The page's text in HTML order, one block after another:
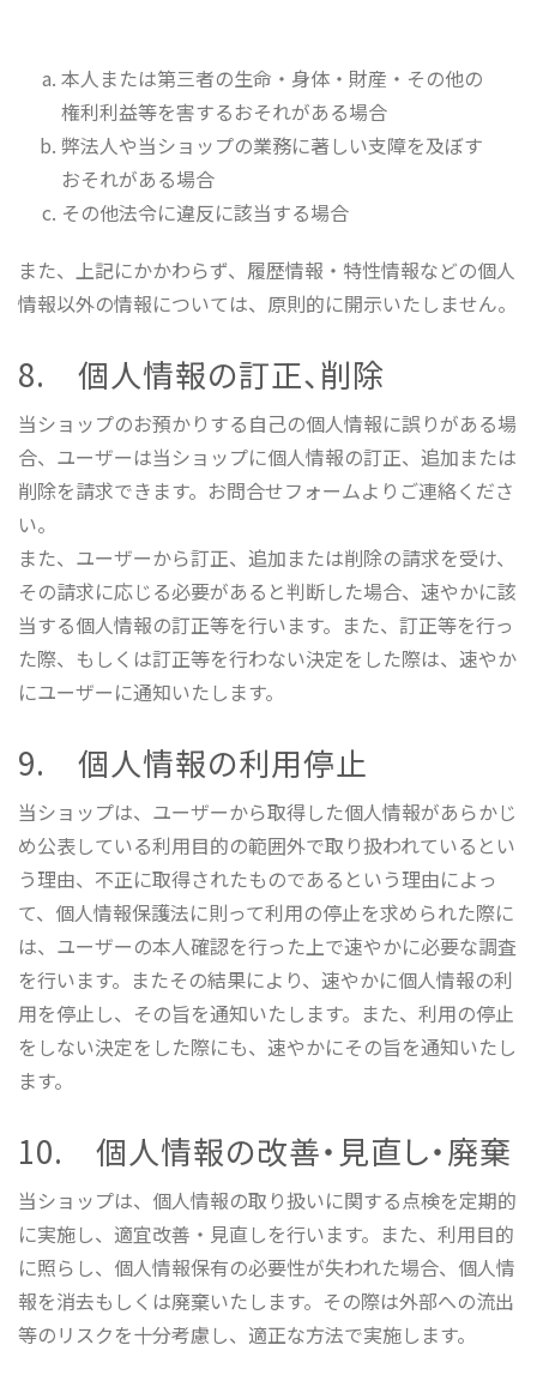
本人または第三者の生命・身体・財産・その他の
権利利益等を害するおそれがある場合
弊法人や当ショップの業務に著しい支障を及ぼす
おそれがある場合
その他法令に違反に該当する場合
また、上記にかかわらず、履歴情報・特性情報などの個人
情報以外の情報については、原則的に開示いたしません。
8. 個人情報の訂正、削除
当ショップのお預かりする自己の個人情報に誤りがある場
合、ユーザーは当ショップに個人情報の訂正、追加または
削除を請求できます。お問合せフォームよりご連絡くださ
い。
また、ユーザーから訂正、追加または削除の請求を受け、
その請求に応じる必要があると判断した場合、速やかに該
当する個人情報の訂正等を行います。また、訂正等を行っ
た際、もしくは訂正等を行わない決定をした際は、速やか
にユーザーに通知いたします。
9. 個人情報の利用停止
当ショップは、ユーザーから取得した個人情報があらかじ
め公表している利用目的の範囲外で取り扱われているとい
う理由、不正に取得されたものであるという理由によっ
て、個人情報保護法に則って利用の停止を求められた際に
は、ユーザーの本人確認を行った上で速やかに必要な調査
を行います。またその結果により、速やかに個人情報の利
用を停止し、その旨を通知いたします。また、利用の停止
をしない決定をした際にも、速やかにその旨を通知いたし
ます。
10. 個人情報の改善・見直し・廃棄
当ショップは、個人情報の取り扱いに関する点検を定期的
に実施し、適宜改善・見直しを行います。また、利用目的
に照らし、個人情報保有の必要性が失われた場合、個人情
報を消去もしくは廃棄いたします。その際は外部への流出
等のリスクを十分考慮し、適正な方法で実施します。